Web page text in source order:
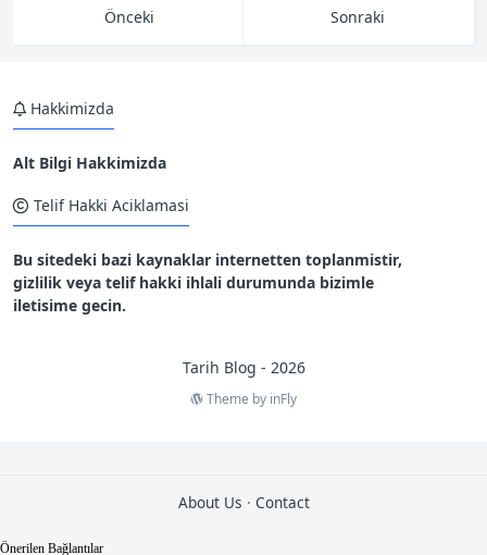
Önceki
Sonraki
Hakkimizda
Alt Bilgi Hakkimizda
Telif Hakki Aciklamasi
Bu sitedeki bazi kaynaklar internetten toplanmistir,
gizlilik veya telif hakki ihlali durumunda bizimle
iletisime gecin.
Tarih Blog - 2026
Theme by inFly
About Us · Contact